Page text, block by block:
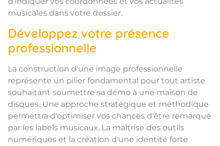
musicales dans votre dossier.
Développez votre présence
professionnelle
La construction d'une image professionnelle
représente un pilier fondamental pour tout artiste
souhaitant soumettre sa démo à une maison de
disques. Une approche stratégique et méthodique
permettra d'optimiser vos chances d'être remarqué
par les labels musicaux. La maîtrise des outils
numériques et la création d'une identité forte